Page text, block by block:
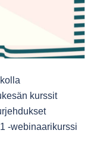
kurssit
-webinaarikurssi